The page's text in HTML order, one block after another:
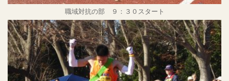
職域対抗の部 ９：３０スタート